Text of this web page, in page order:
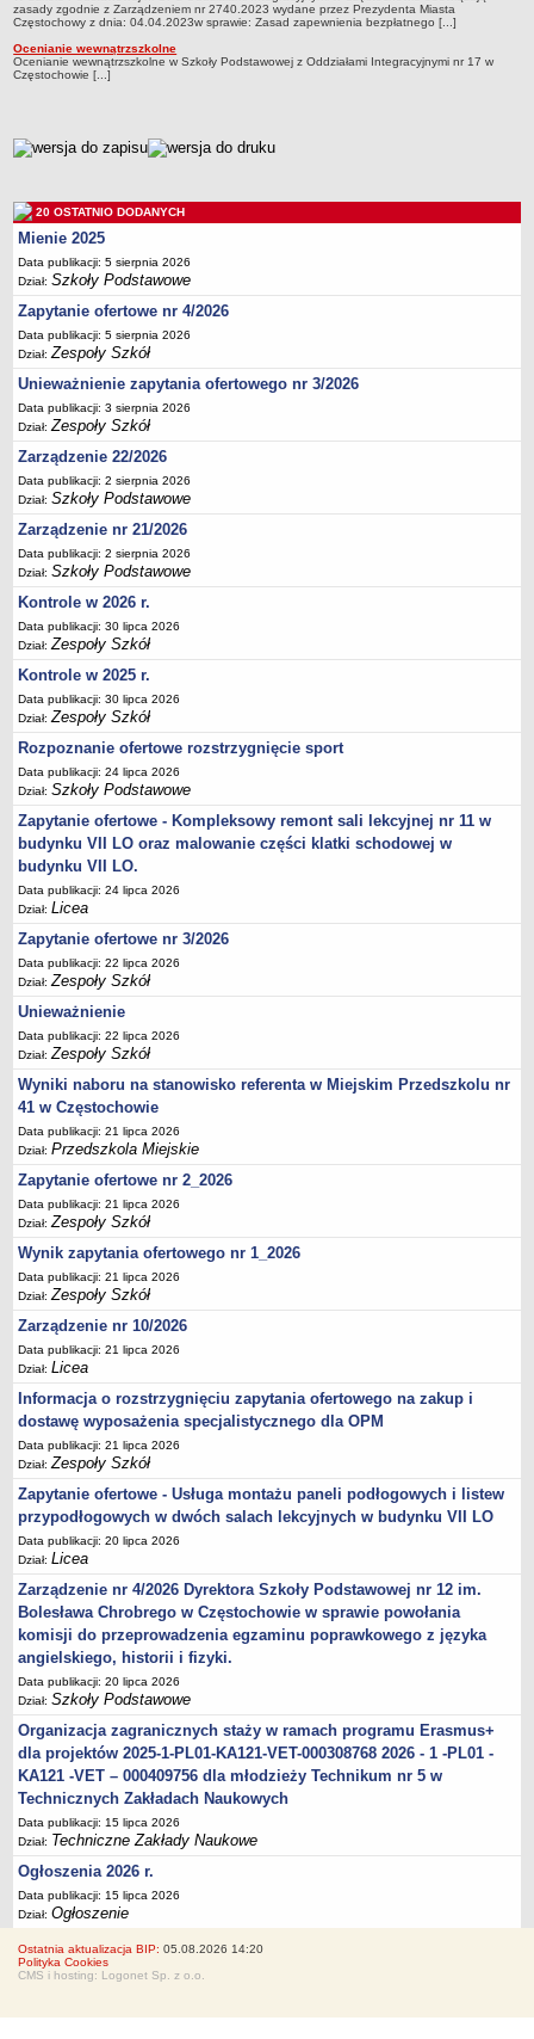
Dane podstawowe
Statut
Ogłoszenia
Rejestry, ewidencje, archiwa
Kontrole
PONOWNE WYKORZYSTYWANIE
Sprawozdania
Deklaracja dostępności
DEKLARACJA DOSTĘPNOŚCI
OŚWIADCZENIA MAJĄTKOWE
PONOWNE WYKORZYSTYWANIE
UDOSTĘPNIANIE INFORMACJI PUBLICZNEJ
OCHRONA DANYCH OSOBOWYCH
zasady zgodnie z Zarządzeniem nr 2740.2023 wydane przez Prezydenta Miasta
Częstochowy z dnia: 04.04.2023w sprawie: Zasad zapewnienia bezpłatnego [...]
Ocenianie wewnątrzszkolne
Ocenianie wewnątrzszkolne w Szkoły Podstawowej z Oddziałami Integracyjnymi nr 17 w
Częstochowie [...]
metryczka
20 OSTATNIO DODANYCH
Mienie 2025
Data publikacji: 5 sierpnia 2026
Dział:Szkoły Podstawowe
Zapytanie ofertowe nr 4/2026
Data publikacji: 5 sierpnia 2026
Dział:Zespoły Szkół
Unieważnienie zapytania ofertowego nr 3/2026
Data publikacji: 3 sierpnia 2026
Dział:Zespoły Szkół
Zarządzenie 22/2026
Data publikacji: 2 sierpnia 2026
Dział:Szkoły Podstawowe
Zarządzenie nr 21/2026
Data publikacji: 2 sierpnia 2026
Dział:Szkoły Podstawowe
Kontrole w 2026 r.
Data publikacji: 30 lipca 2026
Dział:Zespoły Szkół
Kontrole w 2025 r.
Data publikacji: 30 lipca 2026
Dział:Zespoły Szkół
Rozpoznanie ofertowe rozstrzygnięcie sport
Data publikacji: 24 lipca 2026
Dział:Szkoły Podstawowe
Zapytanie ofertowe - Kompleksowy remont sali lekcyjnej nr 11 w
budynku VII LO oraz malowanie części klatki schodowej w
budynku VII LO.
Data publikacji: 24 lipca 2026
Dział:Licea
Zapytanie ofertowe nr 3/2026
Data publikacji: 22 lipca 2026
Dział:Zespoły Szkół
Unieważnienie
Data publikacji: 22 lipca 2026
Dział:Zespoły Szkół
Wyniki naboru na stanowisko referenta w Miejskim Przedszkolu nr
41 w Częstochowie
Data publikacji: 21 lipca 2026
Dział:Przedszkola Miejskie
Zapytanie ofertowe nr 2_2026
Data publikacji: 21 lipca 2026
Dział:Zespoły Szkół
Wynik zapytania ofertowego nr 1_2026
Data publikacji: 21 lipca 2026
Dział:Zespoły Szkół
Zarządzenie nr 10/2026
Data publikacji: 21 lipca 2026
Dział:Licea
Informacja o rozstrzygnięciu zapytania ofertowego na zakup i
dostawę wyposażenia specjalistycznego dla OPM
Data publikacji: 21 lipca 2026
Dział:Zespoły Szkół
Zapytanie ofertowe - Usługa montażu paneli podłogowych i listew
przypodłogowych w dwóch salach lekcyjnych w budynku VII LO
Data publikacji: 20 lipca 2026
Dział:Licea
Zarządzenie nr 4/2026 Dyrektora Szkoły Podstawowej nr 12 im.
Bolesława Chrobrego w Częstochowie w sprawie powołania
komisji do przeprowadzenia egzaminu poprawkowego z języka
angielskiego, historii i fizyki.
Data publikacji: 20 lipca 2026
Dział:Szkoły Podstawowe
Organizacja zagranicznych staży w ramach programu Erasmus+
dla projektów 2025-1-PL01-KA121-VET-000308768 2026 - 1 -PL01 -
KA121 -VET – 000409756 dla młodzieży Technikum nr 5 w
Technicznych Zakładach Naukowych
Data publikacji: 15 lipca 2026
Dział: Techniczne Zakłady Naukowe
Ogłoszenia 2026 r.
Data publikacji: 15 lipca 2026
Dział:Ogłoszenie
Ostatnia aktualizacja BIP: 05.08.2026 14:20
Polityka Cookies
CMS i hosting: Logonet Sp. z o.o.